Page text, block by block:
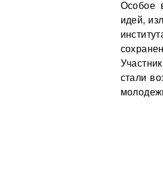
Особое
идей,
стали